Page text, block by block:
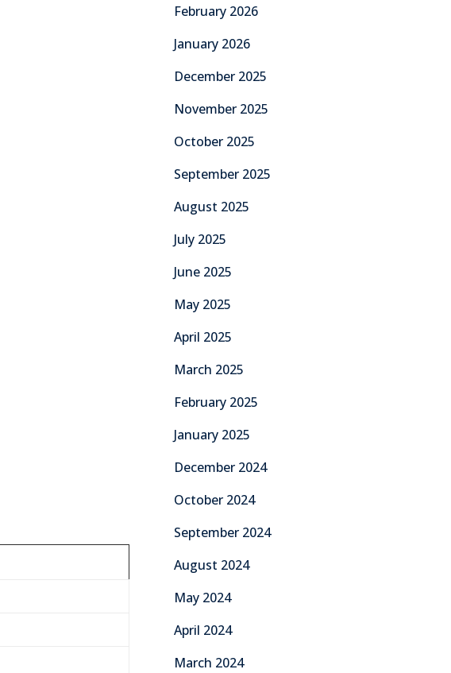
February 2026
January 2026
December 2025
November 2025
October 2025
September 2025
August 2025
July 2025
June 2025
May 2025
April 2025
March 2025
February 2025
January 2025
December 2024
October 2024
September 2024
August 2024
May 2024
April 2024
March 2024